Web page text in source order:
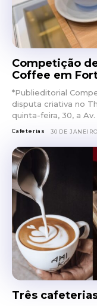
Competição
Coffee em
*Publieditorial Competição de Latte Art reúne baristas em
disputa criativa no The
quinta-feira, 30, a
Cafeterias 30 DE
Três